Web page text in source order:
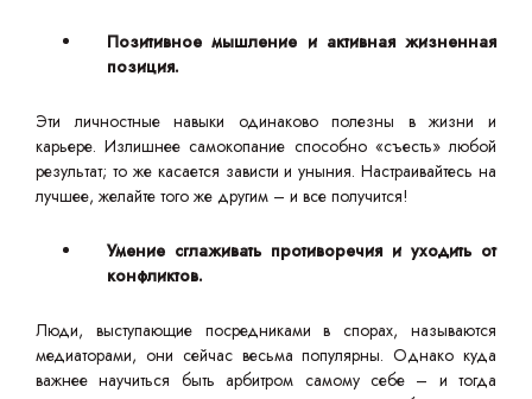
Позитивное мышление и активная жизненная
позиция.
Эти личностные навыки одинаково полезны в жизни и
карьере. Излишнее самокопание способно «съесть» любой
результат; то же касается зависти и уныния. Настраивайтесь на
лучшее, желайте того же другим – и все получится!
Умение сглаживать противоречия и уходить от
конфликтов.
Люди, выступающие посредниками в спорах, называются
медиаторами, они сейчас весьма популярны. Однако куда
важнее научиться быть арбитром самому себе – и тогда